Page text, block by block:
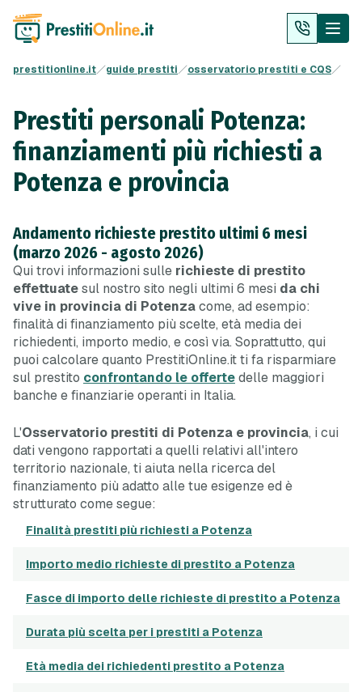
prestitionline.it guide prestiti osservatorio prestiti e CQS
Prestiti personali Potenza:
finanziamenti più richiesti a
Potenza e provincia
Andamento richieste prestito ultimi 6 mesi
(marzo 2026 - agosto 2026)
Qui trovi informazioni sulle richieste di prestito
effettuatesul nostro sito negli ultimi 6 mesi da chi
vive in provincia di Potenzacome, ad esempio:
finalità di finanziamento più scelte, età media dei
richiedenti, importo medio, e così via. Soprattutto, qui
puoi calcolare quanto PrestitiOnline.it ti fa risparmiare
sul prestito confrontando le offertedelle maggiori
banche e finanziarie operanti in Italia.
L'Osservatorio prestiti di Potenza e provincia, i cui
dati vengono rapportati a quelli relativi all'intero
territorio nazionale, ti aiuta nella ricerca del
finanziamento più adatto alle tue esigenze ed è
strutturato come segue:
Finalità prestiti più richiesti a Potenza
Importo medio richieste di prestito a Potenza
Fasce di importo delle richieste di prestito a Potenza
Durata più scelta per i prestiti a Potenza
Età media dei richiedenti prestito a Potenza